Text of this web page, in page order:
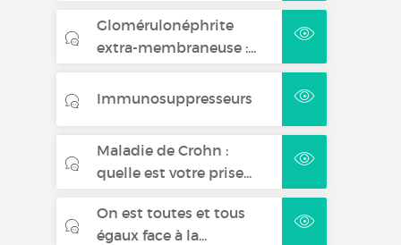
Glomérulonéphrite
extra-membraneuse :...
Immunosuppresseurs
Maladie de Crohn :
quelle est votre prise...
On est toutes et tous
égaux face à la...